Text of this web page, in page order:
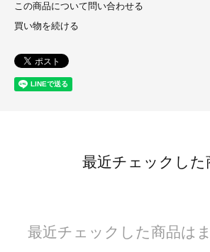
この商品について問い合わせる
買い物を続ける
最近チェックした
最近チェックした商品は